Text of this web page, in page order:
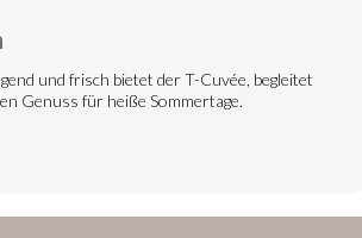
und frisch bietet der T-Cuvée, begleitet
Genuss für heiße Sommertage.